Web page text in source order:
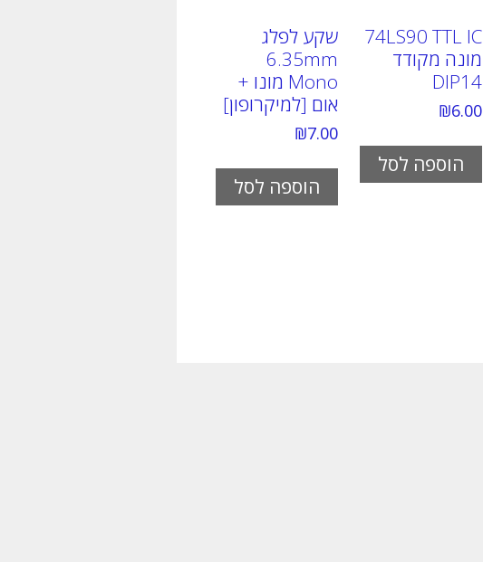
74LS90 TTL IC
מונה מקודד
DIP14
₪6.00
הוספה לסל
שקע לפלג
6.35mm
Mono מונו +
אום [למיקרופון]
₪7.00
הוספה לסל